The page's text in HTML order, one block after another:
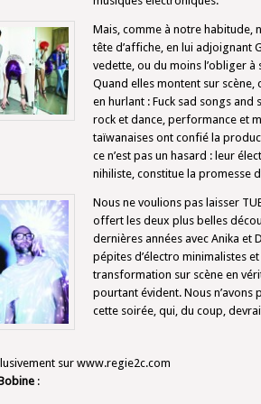
Mais, comme à notre habitude,
tête d’affiche, en lui adjoignant
vedette, ou du moins l’obliger
Quand elles montent sur scène,
en hurlant : Fuck sad songs and
rock et dance, performance et
taïwanaises ont confié la
ce n’est pas un hasard : leur
nihiliste, constitue la promesse
Nous ne voulions pas laisser
offert les deux plus belles
dernières années avec Anika et
pépites d’électro minimalistes
transformation sur scène en
pourtant évident. Nous n’avons
cette soirée, qui, du coup,
sur www.regie2c.com
: